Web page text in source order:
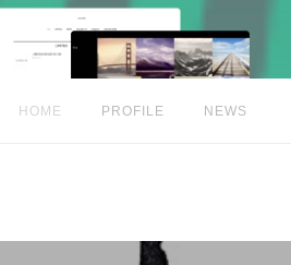
HOME PROFILE NEWS